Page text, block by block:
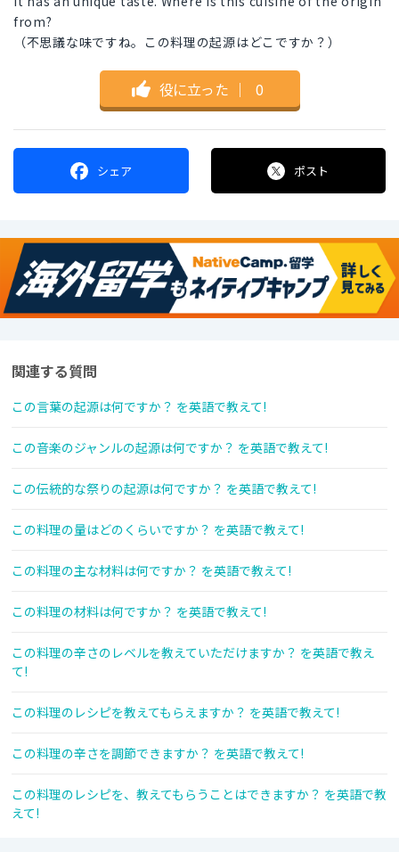
from?
（不思議な味ですね。この料理の起源はどこですか？）
役に立った ｜ 0
シェア ポスト
関連する質問
この言葉の起源は何ですか？ を英語で教えて!
この音楽のジャンルの起源は何ですか？ を英語で教えて!
この伝統的な祭りの起源は何ですか？ を英語で教えて!
この料理の量はどのくらいですか？ を英語で教えて!
この料理の主な材料は何ですか？ を英語で教えて!
この料理の材料は何ですか？ を英語で教えて!
この料理の辛さのレベルを教えていただけますか？ を英語で教え
て!
この料理のレシピを教えてもらえますか？ を英語で教えて!
この料理の辛さを調節できますか？ を英語で教えて!
この料理のレシピを、教えてもらうことはできますか？ を英語で教
えて!